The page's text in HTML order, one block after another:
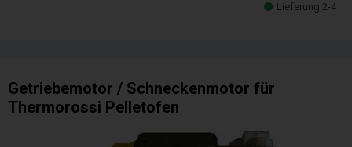
Lieferung 2-4
Getriebemotor / Schneckenmotor für
Thermorossi Pelletofen